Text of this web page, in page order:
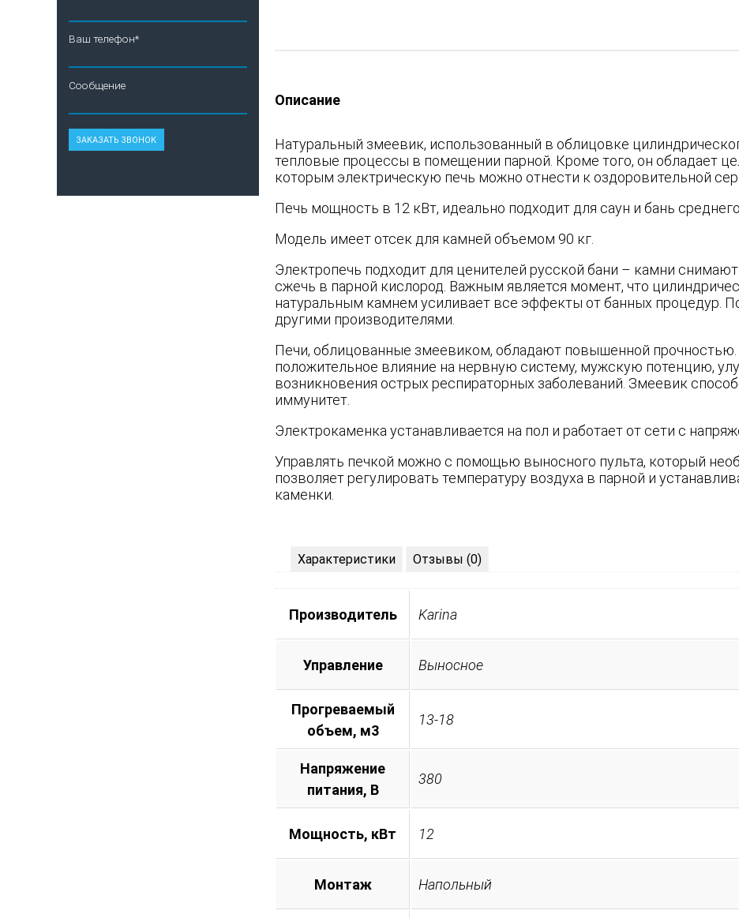
Описание
Натуральный змеевик, использованный в облицовке
тепловые процессы в помещении парной. Кроме того, он обладает
которым электрическую печь можно отнести к оздоровительной
Печь мощность в 12 кВт, идеально подходит для саун и бань
Модель имеет отсек для камней объемом 90 кг.
Электропечь подходит для ценителей русской бани – камни
сжечь в парной кислород. Важным является момент, что
натуральным камнем усиливает все эффекты от банных процедур.
другими производителями.
Печи, облицованные змеевиком, обладают повышенной прочностью.
положительное влияние на нервную систему, мужскую потенцию,
возникновения острых респираторных заболеваний. Змеевик
иммунитет.
Электрокаменка устанавливается на пол и работает от сети с
Управлять печкой можно с помощью выносного пульта, который
позволяет регулировать температуру воздуха в парной и
каменки.
Характеристики Отзывы (0)
Производитель Karina
Управление Выносное
Прогреваемый
объем, м3
13-18
Напряжение
питания, B
380
Мощность, кВт 12
Монтаж Напольный
Ваш телефон*
Сообщение